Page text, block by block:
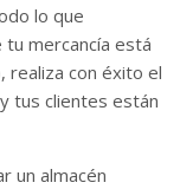
lo que
mercancía está
realiza con éxito el
tus clientes están
un almacén